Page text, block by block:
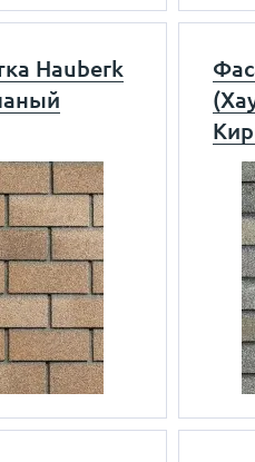
Hauberk